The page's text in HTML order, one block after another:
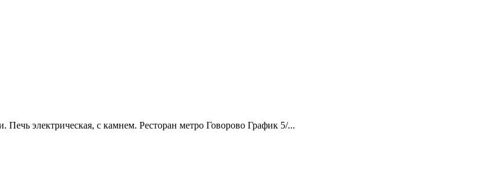
электрическая, с камнем. Ресторан метро Говорово График 5/...